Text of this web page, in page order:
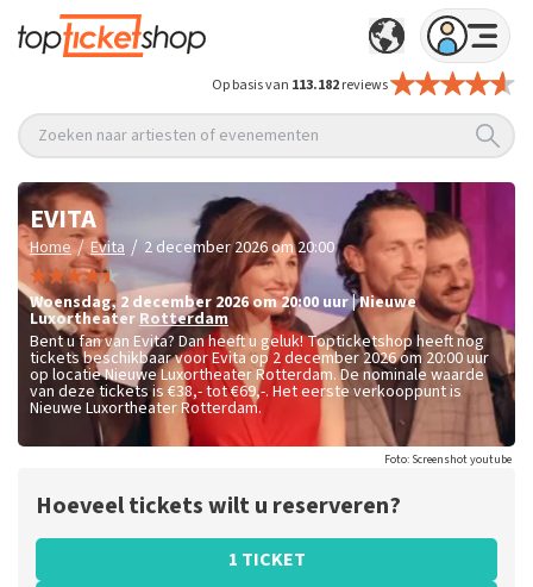
Op basis van 113.182reviews
Zoeken naar artiesten of evenementen
EVITA
Home / Evita / 2 december 2026 om 20:00
woensdag, 2 december 2026 om 20:00 uur|Nieuwe
LuxortheaterRotterdam
Bent u fan van Evita? Dan heeft u geluk! Topticketshop heeft nog
tickets beschikbaar voor Evita op 2 december 2026 om 20:00 uur
op locatie Nieuwe Luxortheater Rotterdam. De nominale waarde
van deze tickets is €38,- tot €69,-. Het eerste verkooppunt is
Nieuwe Luxortheater Rotterdam.
Foto: Screenshot youtube
Hoeveel tickets wilt u reserveren?
1 TICKET